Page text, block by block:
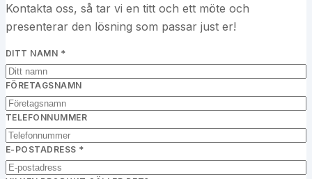
Kontakta oss, så tar vi en titt och ett möte och
presenterar den lösning som passar just er!
DITT NAMN *
FÖRETAGSNAMN
TELEFONNUMMER
E-POSTADRESS *